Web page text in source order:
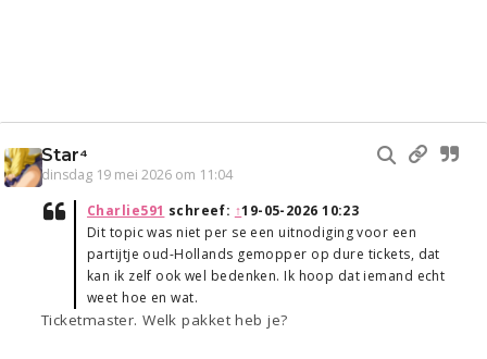
Star⁴
dinsdag 19 mei 2026 om 11:04
Charlie591 schreef: ↑19-05-2026 10:23
Dit topic was niet per se een uitnodiging voor een
partijtje oud-Hollands gemopper op dure tickets, dat
kan ik zelf ook wel bedenken. Ik hoop dat iemand echt
weet hoe en wat.
Ticketmaster. Welk pakket heb je?